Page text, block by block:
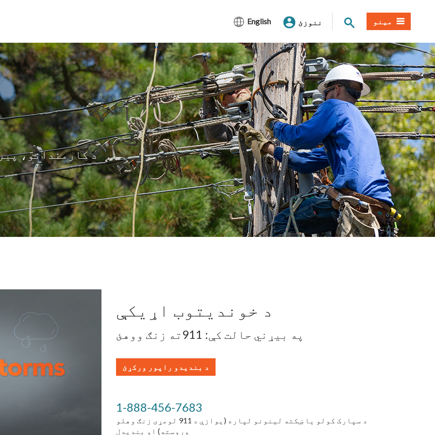
English ننوزئ د سایټ لټون
مینو
د کارمندانو،
د خوندیتوب اړیکې
په بیړني حالت کې: 911ته زنګ ووهئ
د بندیدو راپور ورکړئ
1-888-456-7683
د سپارک کولو یا ښکته لینونو لپاره (یوازې د 911 لومړی زنګ وهلو
وروسته) او بندیدل